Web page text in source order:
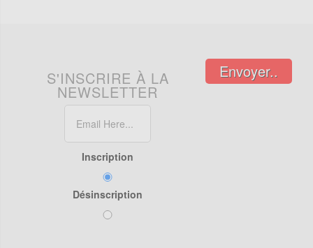
S'INSCRIRE À LA
NEWSLETTER
Inscription
Désinscription
Envoyer..